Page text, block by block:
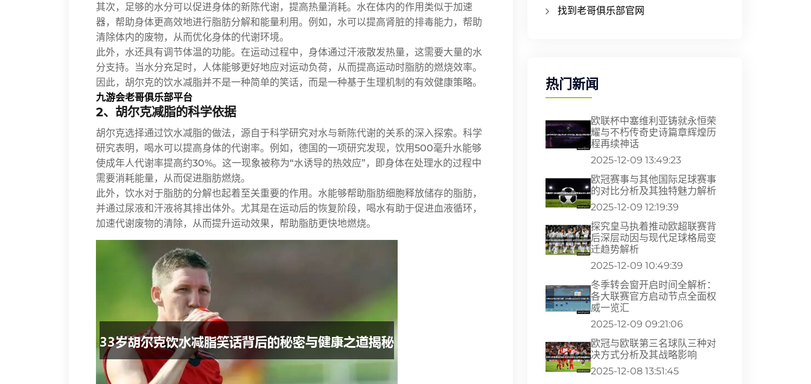
其次，足够的水分可以促进身体的新陈代谢，提高热量消耗。水在体内的作用类似于加速
器，帮助身体更高效地进行脂肪分解和能量利用。例如，水可以提高肾脏的排毒能力，帮助
清除体内的废物，从而优化身体的代谢环境。
此外，水还具有调节体温的功能。在运动过程中，身体通过汗液散发热量，这需要大量的水
分支持。当水分充足时，人体能够更好地应对运动负荷，从而提高运动时脂肪的燃烧效率。
因此，胡尔克的饮水减脂并不是一种简单的笑话，而是一种基于生理机制的有效健康策略。
九游会老哥俱乐部平台
2、胡尔克减脂的科学依据
胡尔克选择通过饮水减脂的做法，源自于科学研究对水与新陈代谢的关系的深入探索。科学
研究表明，喝水可以提高身体的代谢率。例如，德国的一项研究发现，饮用500毫升水能够
使成年人代谢率提高约30%。这一现象被称为“水诱导的热效应”，即身体在处理水的过程中
需要消耗能量，从而促进脂肪燃烧。
此外，饮水对于脂肪的分解也起着至关重要的作用。水能够帮助脂肪细胞释放储存的脂肪，
并通过尿液和汗液将其排出体外。尤其是在运动后的恢复阶段，喝水有助于促进血液循环，
加速代谢废物的清除，从而提升运动效果，帮助脂肪更快地燃烧。
找到老哥俱乐部官网
热门新闻
欧联杯中塞维利亚铸就永恒荣
耀与不朽传奇史诗篇章辉煌历
程再续神话
2025-12-09 13:49:23
欧冠赛事与其他国际足球赛事
的对比分析及其独特魅力解析
2025-12-09 12:19:39
探究皇马执着推动欧超联赛背
后深层动因与现代足球格局变
迁趋势解析
2025-12-09 10:49:39
冬季转会窗开启时间全解析：
各大联赛官方启动节点全面权
威一览汇
2025-12-09 09:21:06
欧冠与欧联第三名球队三种对
决方式分析及其战略影响
2025-12-08 13:51:45